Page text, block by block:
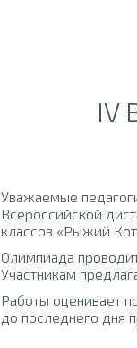
IV
Уважаемые
Всероссийской
классов «Рыжий
Олимпиада
Участникам
Работы оценивает
до последнего дня